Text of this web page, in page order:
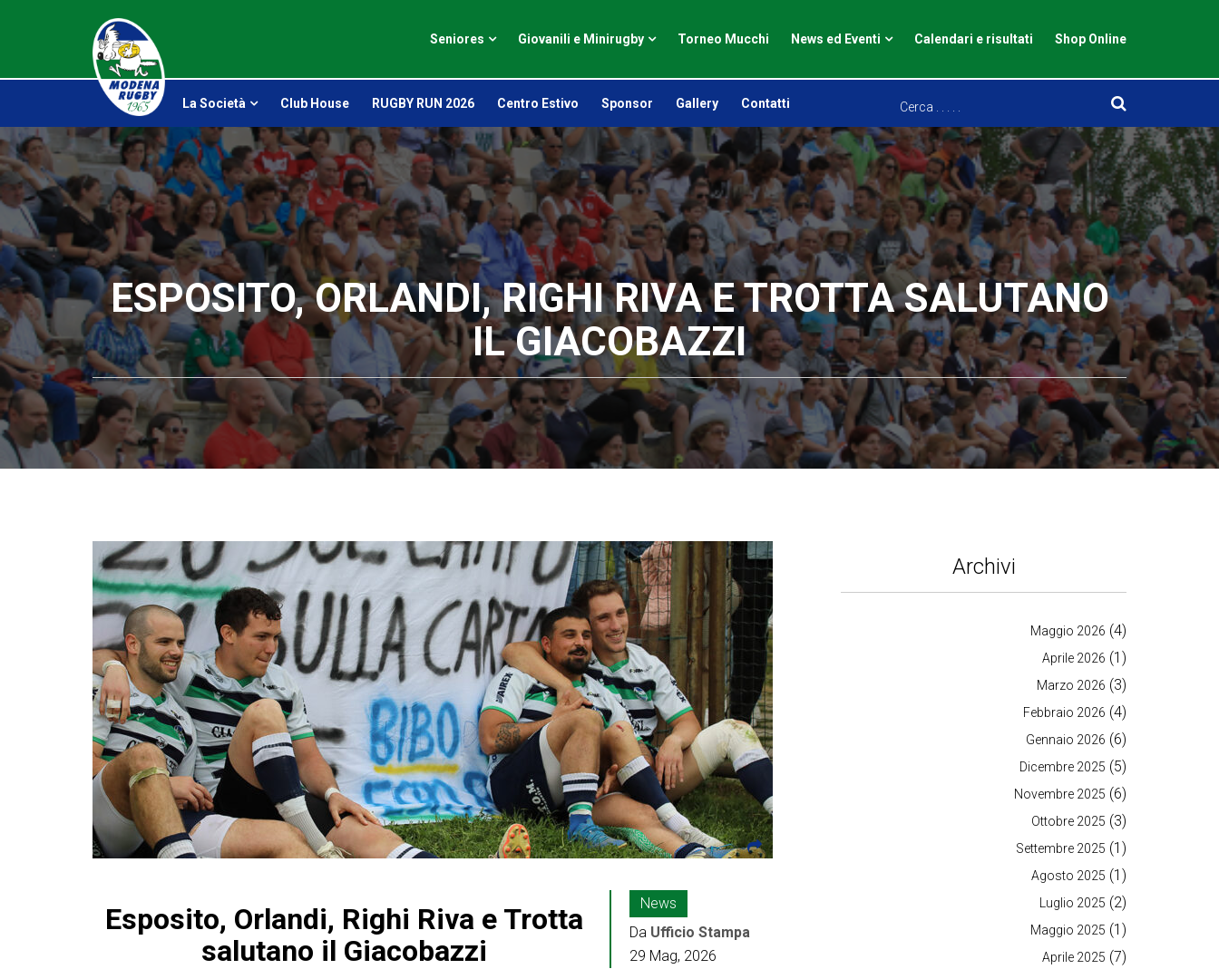
Seniores Giovanili e Minirugby Torneo Mucchi News ed Eventi Calendari e risultati Shop Online
La Società Club House RUGBY RUN 2026 Centro Estivo Sponsor Gallery Contatti
ESPOSITO, ORLANDI, RIGHI RIVA E TROTTA SALUTANO
IL GIACOBAZZI
Esposito, Orlandi, Righi Riva e Trotta
salutano il Giacobazzi
News
Da Ufficio Stampa
29 Mag, 2026
Archivi
Maggio 2026 (4)
Aprile 2026 (1)
Marzo 2026 (3)
Febbraio 2026 (4)
Gennaio 2026 (6)
Dicembre 2025 (5)
Novembre 2025 (6)
Ottobre 2025 (3)
Settembre 2025 (1)
Agosto 2025 (1)
Luglio 2025 (2)
Maggio 2025 (1)
Aprile 2025 (7)